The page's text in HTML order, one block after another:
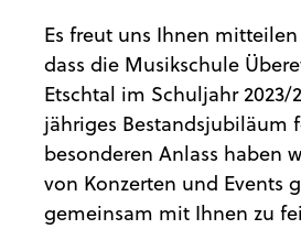
Es freut uns Ihnen
dass die Musikschule
Etschtal im Schuljahr 2023/
jähriges Bestandsjubiläum
besonderen Anlass haben
von Konzerten und Events
gemeinsam mit Ihnen zu